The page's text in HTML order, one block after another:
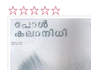
5
4
3
2
1